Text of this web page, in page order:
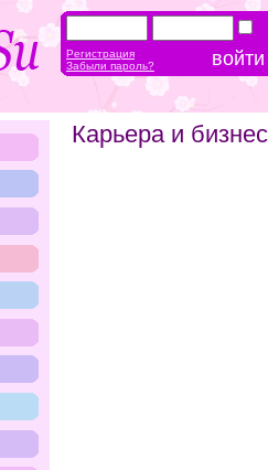
Карьера и бизнес
Регистрация
Забыли пароль?